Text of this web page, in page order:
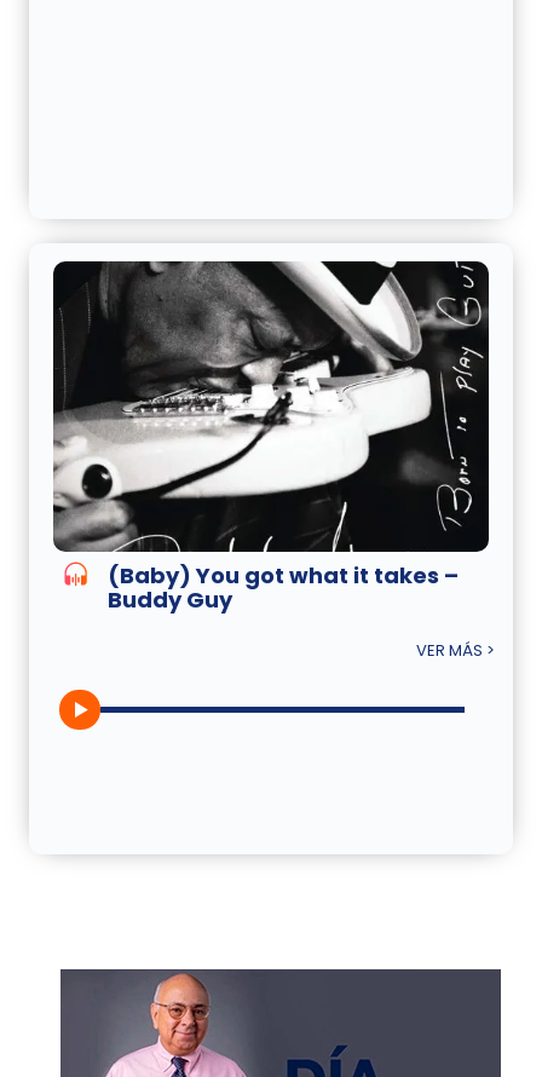
(Baby) You got what it takes –
Buddy Guy
VER MÁS >